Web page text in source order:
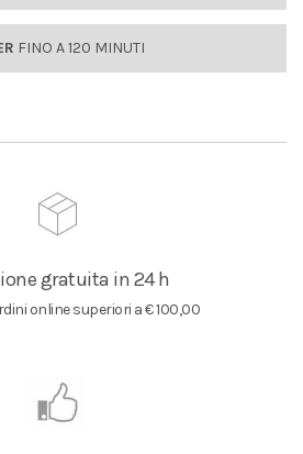
FINO A 120 MINUTI
gratuita in 24 h
online superiori a € 100,00